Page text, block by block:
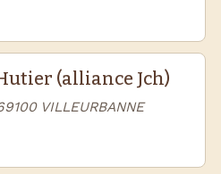
(alliance Jch)
VILLEURBANNE